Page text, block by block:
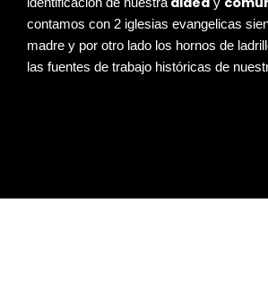
contamos con 2 iglesias evangelicas
madre y por otro lado los hornos de
las fuentes de trabajo históricas de